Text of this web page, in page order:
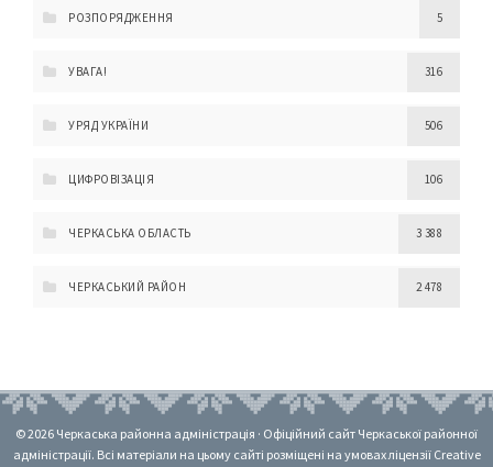
РОЗПОРЯДЖЕННЯ 5
УВАГА! 316
УРЯД УКРАЇНИ 506
ЦИФРОВІЗАЦІЯ 106
ЧЕРКАСЬКА ОБЛАСТЬ 3 388
ЧЕРКАСЬКИЙ РАЙОН 2 478
© 2026 Черкаська районна адміністрація · Офіційний сайт Черкаської районної
адміністрації. Всі матеріали на цьому сайті розміщені на умовах ліцензії Creative